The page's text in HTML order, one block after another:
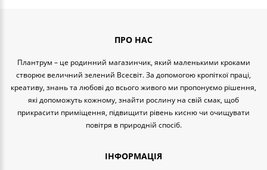
ПРО НАС
Плантрум – це родинний магазинчик, який маленькими кроками
створює величний зелений Всесвіт. За допомогою кропіткої праці,
креативу, знань та любові до всього живого ми пропонуємо рішення,
які допоможуть кожному, знайти рослину на свій смак, щоб
прикрасити приміщення, підвищити рівень кисню чи очищувати
повітря в природній спосіб.
ІНФОРМАЦІЯ